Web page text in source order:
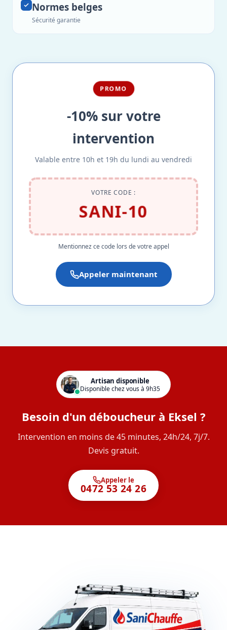
Normes belges
Sécurité garantie
PROMO
-10% sur votre
intervention
Valable entre 10h et 19h du lundi au vendredi
VOTRE CODE :
SANI-10
Mentionnez ce code lors de votre appel
Appeler maintenant
Artisan disponible
Disponible chez vous à 9h35
Besoin d'un déboucheur à Eksel ?
Intervention en moins de 45 minutes, 24h/24, 7j/7.
Devis gratuit.
Appeler le
0472 53 24 26